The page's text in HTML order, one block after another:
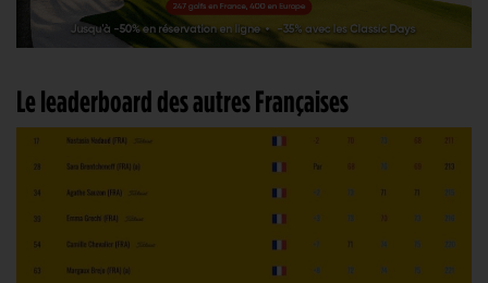
Le leaderboard des autres Françaises